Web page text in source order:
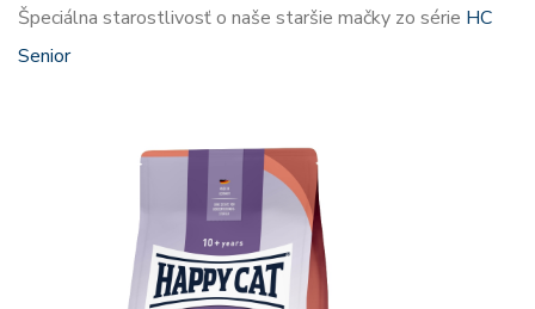
Špeciálna starostlivosť o naše staršie mačky zo série HC
Senior